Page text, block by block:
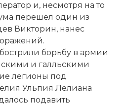
и, несмотря на то
перешел один из
Викторин, нанес
борьбу в армии
и галльскими
легионы под
Ульпия Лелиана
подавить